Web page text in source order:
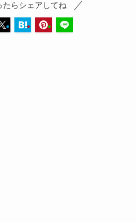
たらシェアしてね